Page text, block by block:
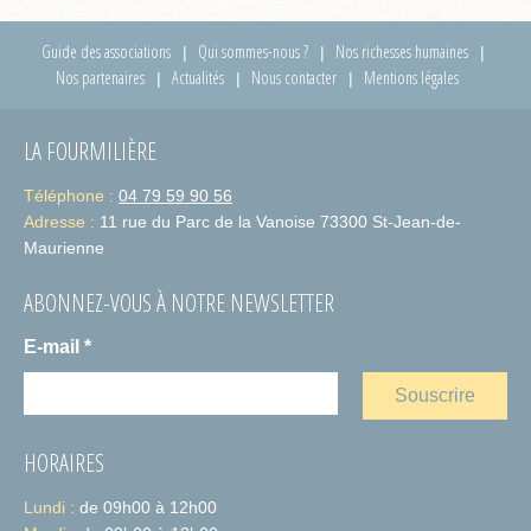
Guide des associations Qui sommes-nous ?
Nos richesses humaines
Nos partenaires
Actualités Nous contacter Mentions légales
LA FOURMILIÈRE
Téléphone : 04 79 59 90 56
Adresse : 11 rue du Parc de la Vanoise 73300 St-Jean-de-
Maurienne
ABONNEZ-VOUS À NOTRE NEWSLETTER
E-mail *
HORAIRES
Lundi : de 09h00 à 12h00